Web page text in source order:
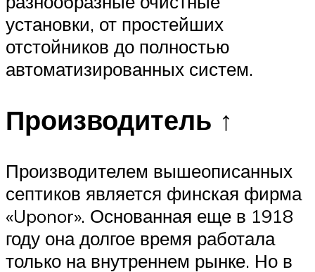
установки, от простейших
отстойников до полностью
автоматизированных систем.
Производитель ↑
Производителем вышеописанных
септиков является финская фирма
«Uponor». Основанная еще в 1918
году она долгое время работала
только на внутреннем рынке. Но в